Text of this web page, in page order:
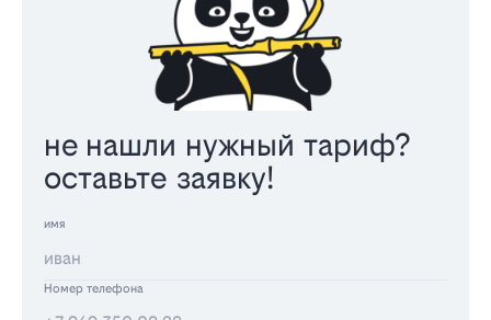
не нашли нужный тариф?
оставьте заявку!
имя
Номер телефона